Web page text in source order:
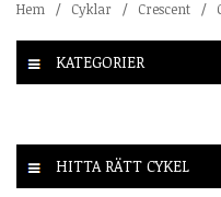
Hem / Cyklar / Crescent /
KATEGORIER
HITTA RÄTT CYKEL